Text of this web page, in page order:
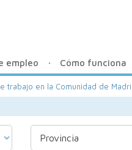
empleo Cómo funciona
trabajo en la Comunidad de